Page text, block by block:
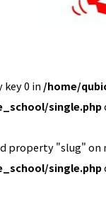
key 0 in /home/
single.php
property "slug" on
single.php